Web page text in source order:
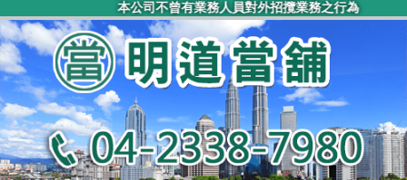
本公司不曾有業務人員對外招攬業務之行為